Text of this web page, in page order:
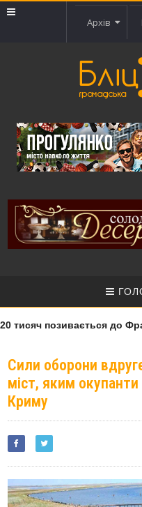
Архів
позивається до
Сили оборони
міст, яким
Криму